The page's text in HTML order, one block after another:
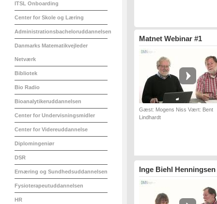
ITSL Onboarding
Center for Skole og Læring
Administrationsbacheloruddannelsen
Danmarks Matematikvejleder
Netværk
Bibliotek
Bio Radio
Bioanalytikeruddannelsen
Center for Undervisningsmidler
Center for Videreuddannelse
Diplomingeniør
DSR
Ernæring og Sundhedsuddannelsen
Fysioterapeutuddannelsen
HR
Matnet Webinar #1
Gæst: Mogens Niss Vært: Bent
Lindhardt
Inge Biehl Henningsen